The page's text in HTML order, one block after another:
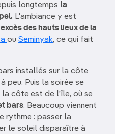
longtemps la
L'ambiance y est
des hauts lieux de la
ou Seminyak, ce qui fait
installés sur la côte
peu. Puis la soirée se
côte est de l'île, où se
bars. Beaucoup viennent
rythme : passer la
le soleil disparaître à